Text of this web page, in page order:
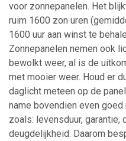
voor zonnepanelen. Het
ruim 1600 zon uren
1600 uur aan winst te
Zonnepanelen nemen ook
bewolkt weer, al is de
met mooier weer. Houd er
daglicht meteen op de
name bovendien even
zoals: levensduur, garantie,
deugdelijkheid. Daarom